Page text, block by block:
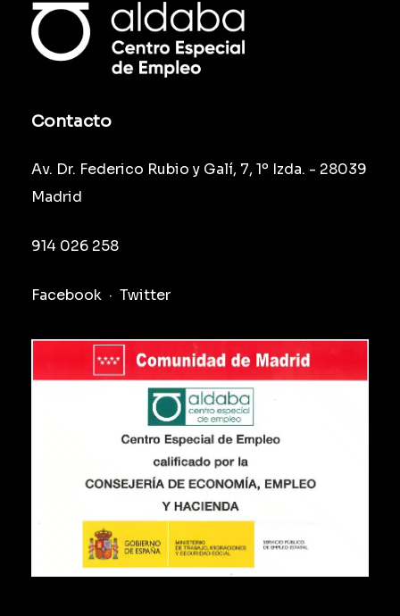
Contacto
Av. Dr. Federico Rubio y Galí, 7, 1º Izda. - 28039
Madrid
914 026 258
Facebook · Twitter